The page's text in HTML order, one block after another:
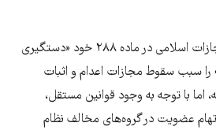
در عین حال اگرچه قانون مجازات اسلامی در ماده ۲۸۸ خود «دستگیری
را سبب سقوط مجازات اعدام و اثبات
با توجه به وجود قوانین مستقل،
عضویت در گروه‌های مخالف نظام